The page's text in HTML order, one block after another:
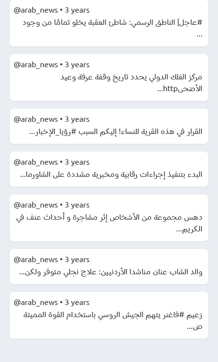
@arab_news • 3 years
#عاجل| الناطق الرسمي: شاطئ العقبة يخلو تمامًا من وجود
...
@arab_news • 3 years
مركز الفلك الدولي يحدد تاريخ وقفة عرفة وعيد
الأضحىhttp...
@arab_news • 3 years
القرار في هذه القرية للنساء! إليكم السبب #رؤيا_الإخبار...
@arab_news • 3 years
البدء بتنفيذ إجراءات رقابية ومخبرية مشددة على الشاورما...
@arab_news • 3 years
دهس مجموعة من الأشخاص إثر مشاجرة و أحداث عنف في
الكريم...
@arab_news • 3 years
والد الشاب عنان مناشدا الأردنيين: علاج نجلي متوفر ولكن...
@arab_news • 3 years
زعيم #فاغنر يتهم الجيش الروسي باستخدام القوة المميتة
ض...